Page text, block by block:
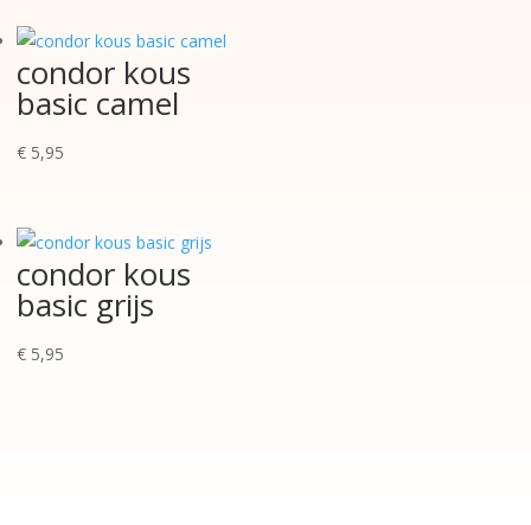
condor kous
basic camel
€ 5,95
condor kous
basic grijs
€ 5,95